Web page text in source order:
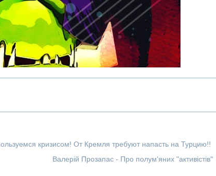
кризисом! От Кремля требуют напасть на Турцию!!
Валерій Прозапас - Про полум'яних "активістів"